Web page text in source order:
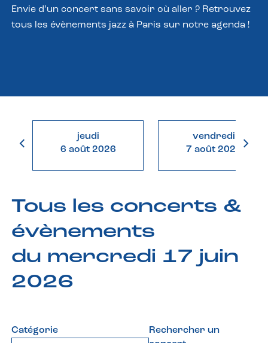
Envie d’un concert sans savoir où aller ? Retrouvez
tous les évènements jazz à Paris sur notre agenda !
jeudi
6 août 2026
vendredi
7 août 2026
Tous les concerts &
évènements
du mercredi 17 juin
2026
Catégorie
Rechercher un